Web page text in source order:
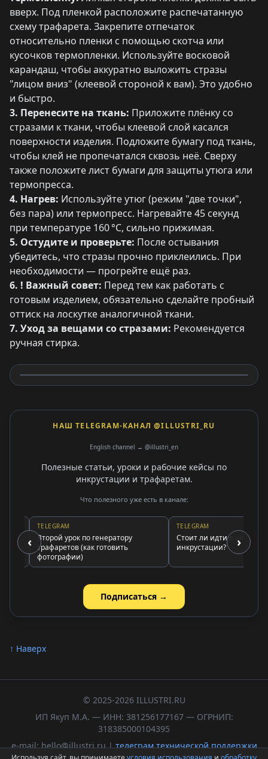
вверх. Под пленкой расположите распечатанную
схему трафарета. Закрепите отпечаток
относительно пленки с помощью скотча или
кусочков термопленки. Используйте восковой
карандаш, чтобы аккуратно выложить стразы
"лицом вниз" (клеевой стороной к вам). Это удобно
и быстро.
3. Перенесите на ткань: Приложите плёнку со
стразами к ткани, чтобы клеевой слой касался
поверхности изделия. Подложите бумагу под ткань,
чтобы клей не пропечатался сквозь неё. Сверху
также положите лист бумаги для защиты утюга или
термопресса.
4. Нагрев: Используйте утюг (режим "две точки",
без пара) или термопресс. Нагревайте 45 секунд
при температуре 160 °C, сильно прижимая.
5. Остудите и проверьте: После остывания
убедитесь, что стразы прочно приклеились. При
необходимости — прогрейте ещё раз.
6. ! Важный совет: Перед тем как работать с
готовым изделием, обязательно сделайте пробный
оттиск на лоскутке аналогичной ткани.
7. Уход за вещами со стразами: Рекомендуется
ручная стирка.
НАШ TELEGRAM-КАНАЛ @ILLUSTRI_RU
English channel → @illustri_en
Полезные статьи, уроки и рабочие кейсы по
инкрустации и трафаретам.
Что полезного уже есть в канале:
‹
TELEGRAM
Второй урок по генератору
трафаретов (как готовить
фотографии)
TELEGRAM
Стоит ли идти в школу
инкрустации?
›
Подписаться →
↑ Наверх
© 2025-2026 ILLUSTRI.RU
ИП Якуп М.А. — ИНН: 381256177167 — ОГРНИП:
318385000104395
e-mail: hello@illustri.ru |телеграм технической поддержки